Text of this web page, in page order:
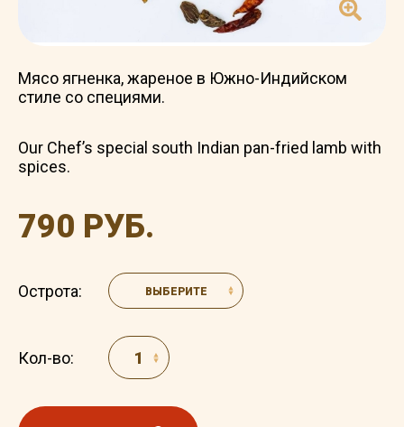
Мясо ягненка, жареное в Южно-Индийском
стиле со специями.
Our Chef’s special south Indian pan-fried lamb with
spices.
790 РУБ.
Острота: ВЫБЕРИТЕ
Кол-во: